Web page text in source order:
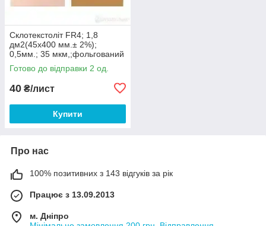
Склотекстоліт FR4; 1,8
дм2(45х400 мм.± 2%);
0,5мм.; 35 мкм,;фольгований
односторонній
Готово до відправки 2 од.
40 ₴/лист
Купити
Про нас
100% позитивних з 143 відгуків за рік
Працює з 13.09.2013
м. Дніпро